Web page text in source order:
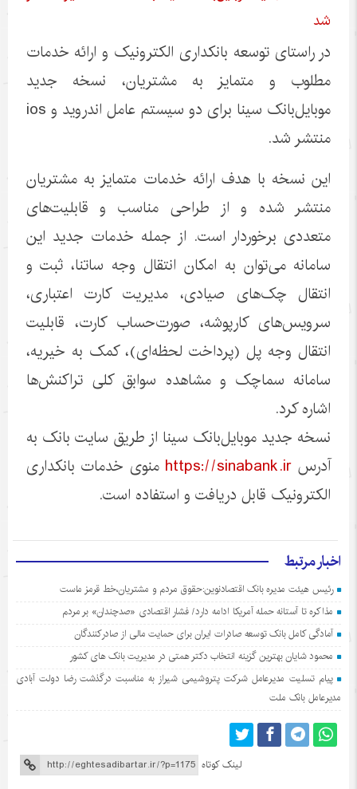
در راستای توسعه بانکداری الکترونیک و ارائه خدمات
مطلوب‌ و متمایز به مشتریان، نسخه جدید
موبایل‌بانک سینا برای دو سیستم عامل اندروید و ios
منتشر شد.
این نسخه با هدف ارائه خدمات متمایز به مشتریان
منتشر شده و از طراحی مناسب و قابلیت‌های
متعددی برخوردار است. از جمله خدمات جدید این
سامانه می‌توان به امکان انتقال وجه ساتنا، ثبت و
انتقال چک‌های صیادی، مدیریت کارت اعتباری،
سرویس‌های کارپوشه، صورت‌حساب کارت، قابلیت
انتقال وجه پل (پرداخت لحظه‌ای)، کمک به خیریه،
سامانه سماچک و مشاهده سوابق کلی تراکنش‌ها
اشاره کرد.
نسخه جدید موبایل‌بانک سینا از طریق سایت بانک به
آدرسhttps://sinabank.ir منوی خدمات بانکداری
الکترونیک قابل دریافت و استفاده است.
اخبار مرتبط
رئیس هیئت مدیره بانک اقتصادنوین:حقوق مردم و مشتریان،خط قرمز ماست
مذاکره تا آستانه حمله آمریکا ادامه دارد/ فشار اقتصادی «صدچندان» بر مردم
آمادگی کامل بانک توسعه صادرات ایران برای حمایت مالی از صادرکنندگان
محمود شایان بهترین گزینه انتخاب دکتر همتی در مدیریت بانک های کشور
پیام تسلیت مدیرعامل شرکت پتروشیمی شیراز به مناسبت درگذشت رضا دولت آبادی
مدیرعامل بانک ملت
لینک کوتاه